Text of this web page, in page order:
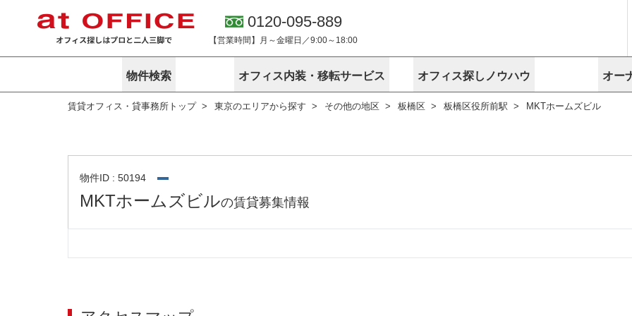
0120-095-889
【営業時間】月～金曜日／9:00～18:00
物件検索
東京
路線から探す
こだわりから探す
賃料相場を参考に探す
地図から探す
居抜き物件特集
神奈川
路線から探す
地図から探す
神奈川のクリニックを探す
埼玉
路線から探す
埼玉のクリニックを探す
千葉
路線から探
千葉のクリ
オフィス内装・移転サービス
サービス内容
オフィス探しノウハウ
オフィス探しノウハウ
アットオフィスが選ばれる理由 安心への取
無料ダウンロード オフィス移転に関するお役立ちコンテンツ
オー
空室に
物件掲載依頼
企業情報
オフィス紹介
賃貸オフィス・貸事務所トップ 東京のエリアから探す その他の地区 板橋区 板橋区役所前駅 MKTホームズビル
物件ID : 50194
MKTホームズビルの賃貸募集情報